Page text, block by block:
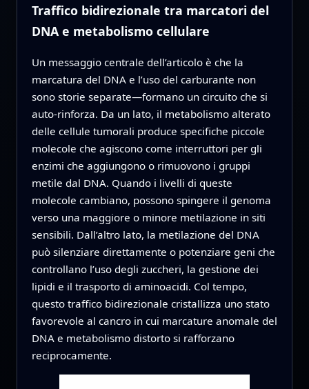
Traffico bidirezionale tra marcatori del
DNA e metabolismo cellulare
Un messaggio centrale dell’articolo è che la
marcatura del DNA e l’uso del carburante non
sono storie separate—formano un circuito che si
auto-rinforza. Da un lato, il metabolismo alterato
delle cellule tumorali produce specifiche piccole
molecole che agiscono come interruttori per gli
enzimi che aggiungono o rimuovono i gruppi
metile dal DNA. Quando i livelli di queste
molecole cambiano, possono spingere il genoma
verso una maggiore o minore metilazione in siti
sensibili. Dall’altro lato, la metilazione del DNA
può silenziare direttamente o potenziare geni che
controllano l’uso degli zuccheri, la gestione dei
lipidi e il trasporto di aminoacidi. Col tempo,
questo traffico bidirezionale cristallizza uno stato
favorevole al cancro in cui marcature anomale del
DNA e metabolismo distorto si rafforzano
reciprocamente.